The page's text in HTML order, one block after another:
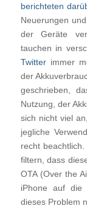
berichteten
Neuerungen
der Geräte
tauchen in
Twitterimmer
der
geschrieben,
Nutzung, der
sich nicht viel
jegliche
recht
filtern, dass
OTA (Over the
iPhone auf die
dieses Problem